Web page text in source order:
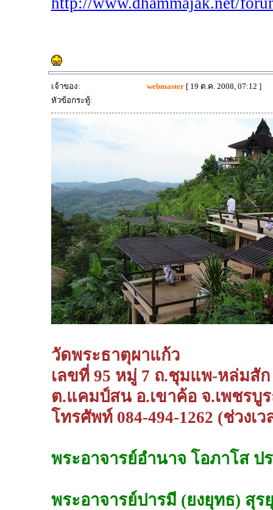
เจ้าของ: webmaster[ 19 ต.ค. 2008, 07:12 ]
หัวข้อกระทู้:
วัดพระธาตุผาแก้ว
เลขที่ 95 หมู่ 7 ถ.ชุมแพ-หล่มสั
ต.แคมป์สน อ.เขาค้อ จ.เพชรบู
โทรศัพท์ 084-494-1262 (ช่วงเว
พระอาจารย์อำนาจ โอภาโส ป
พระอาจารย์ปารมี (ยงยุทธ) สุร